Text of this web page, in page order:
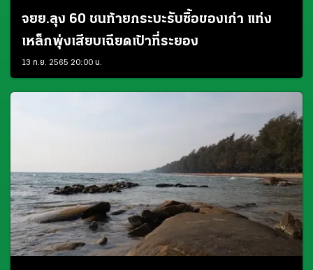
จยย.ลุง 60 ชนท้ายกระบะรับซื้อของเก่า แท่ง
เหล็กพุ่งเสียบเฉียดเป้าที่ระยอง
13 ก.ย. 2565 20:00 น.